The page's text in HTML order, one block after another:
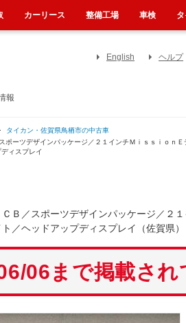
報
English ヘルプ
タイカン・佐賀県鳥栖市の中古車
ーツデザインパッケージ／２１インチＭｉｓｓｉｏｎＥ
ィスプレイ
／スポーツデザインパッケージ／２１
／ヘッドアップディスプレイ（佐賀県）
06まで掲載さ
カーリース 整備工場 車検